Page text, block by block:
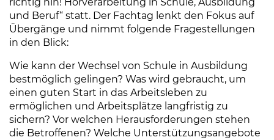
und Beruf“ statt. Der Fachtag lenkt den Fokus auf
Übergänge und nimmt folgende Fragestellungen
in den Blick:
Wie kann der Wechsel von Schule in Ausbildung
bestmöglich gelingen? Was wird gebraucht, um
einen guten Start in das Arbeitsleben zu
ermöglichen und Arbeitsplätze langfristig zu
sichern? Vor welchen Herausforderungen stehen
die Betroffenen? Welche Unterstützungsangebote